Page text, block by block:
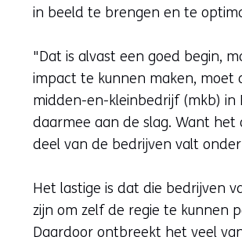
in beeld te brengen en te
"Dat is alvast een goed begin,
impact te kunnen maken, moet
midden-en-kleinbedrijf (mkb) in
daarmee aan de slag. Want het
deel van de bedrijven valt
Het lastige is dat die bedrijven
zijn om zelf de regie te kunnen
Daardoor ontbreekt het veel